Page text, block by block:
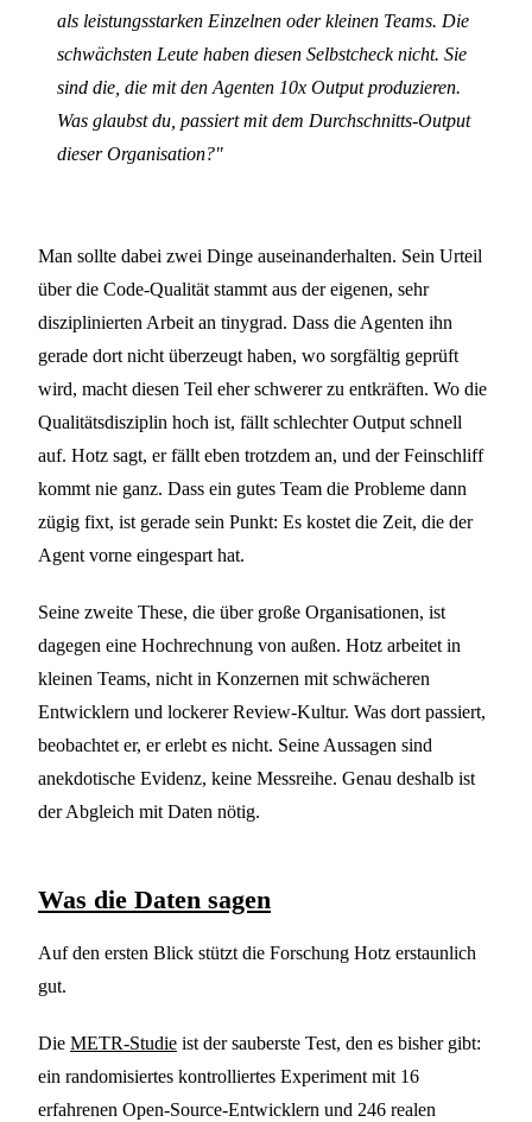
als leistungsstarken Einzelnen oder kleinen Teams. Die
schwächsten Leute haben diesen Selbstcheck nicht. Sie
sind die, die mit den Agenten 10x Output produzieren.
Was glaubst du, passiert mit dem Durchschnitts-Output
dieser Organisation?"
Man sollte dabei zwei Dinge auseinanderhalten. Sein Urteil
über die Code-Qualität stammt aus der eigenen, sehr
disziplinierten Arbeit an tinygrad. Dass die Agenten ihn
gerade dort nicht überzeugt haben, wo sorgfältig geprüft
wird, macht diesen Teil eher schwerer zu entkräften. Wo die
Qualitätsdisziplin hoch ist, fällt schlechter Output schnell
auf. Hotz sagt, er fällt eben trotzdem an, und der Feinschliff
kommt nie ganz. Dass ein gutes Team die Probleme dann
zügig fixt, ist gerade sein Punkt: Es kostet die Zeit, die der
Agent vorne eingespart hat.
Seine zweite These, die über große Organisationen, ist
dagegen eine Hochrechnung von außen. Hotz arbeitet in
kleinen Teams, nicht in Konzernen mit schwächeren
Entwicklern und lockerer Review-Kultur. Was dort passiert,
beobachtet er, er erlebt es nicht. Seine Aussagen sind
anekdotische Evidenz, keine Messreihe. Genau deshalb ist
der Abgleich mit Daten nötig.
Was die Daten sagen
Auf den ersten Blick stützt die Forschung Hotz erstaunlich
gut.
Die METR-Studie ist der sauberste Test, den es bisher gibt:
ein randomisiertes kontrolliertes Experiment mit 16
erfahrenen Open-Source-Entwicklern und 246 realen